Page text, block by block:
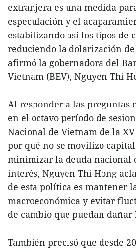
extranjera es una medida
especulación y el
estabilizando así los tipos de
reduciendo la dolarización
afirmó la gobernadora del
Vietnam (BEV), Nguyen Thi
Al responder a las preguntas
en el octavo período de
Nacional de Vietnam de la
por qué no se movilizó
minimizar la deuda nacional
interés, Nguyen Thi Hong
de esta política es mantener
macroeconómica y evitar
de cambio que puedan dañar
También precisó que desde